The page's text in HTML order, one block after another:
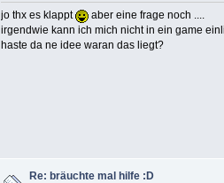
jo thx es klappt
aber eine frage noch ....
irgendwie kann ich mich nicht in ein game
haste da ne idee waran das liegt?
Re: bräuchte mal hilfe :D